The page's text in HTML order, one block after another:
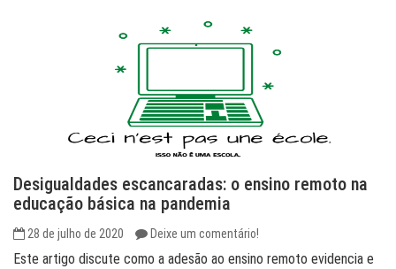
Desigualdades escancaradas: o ensino remoto na
educação básica na pandemia
28 de julho de 2020 Deixe um comentário!
Este artigo discute como a adesão ao ensino remoto evidencia e